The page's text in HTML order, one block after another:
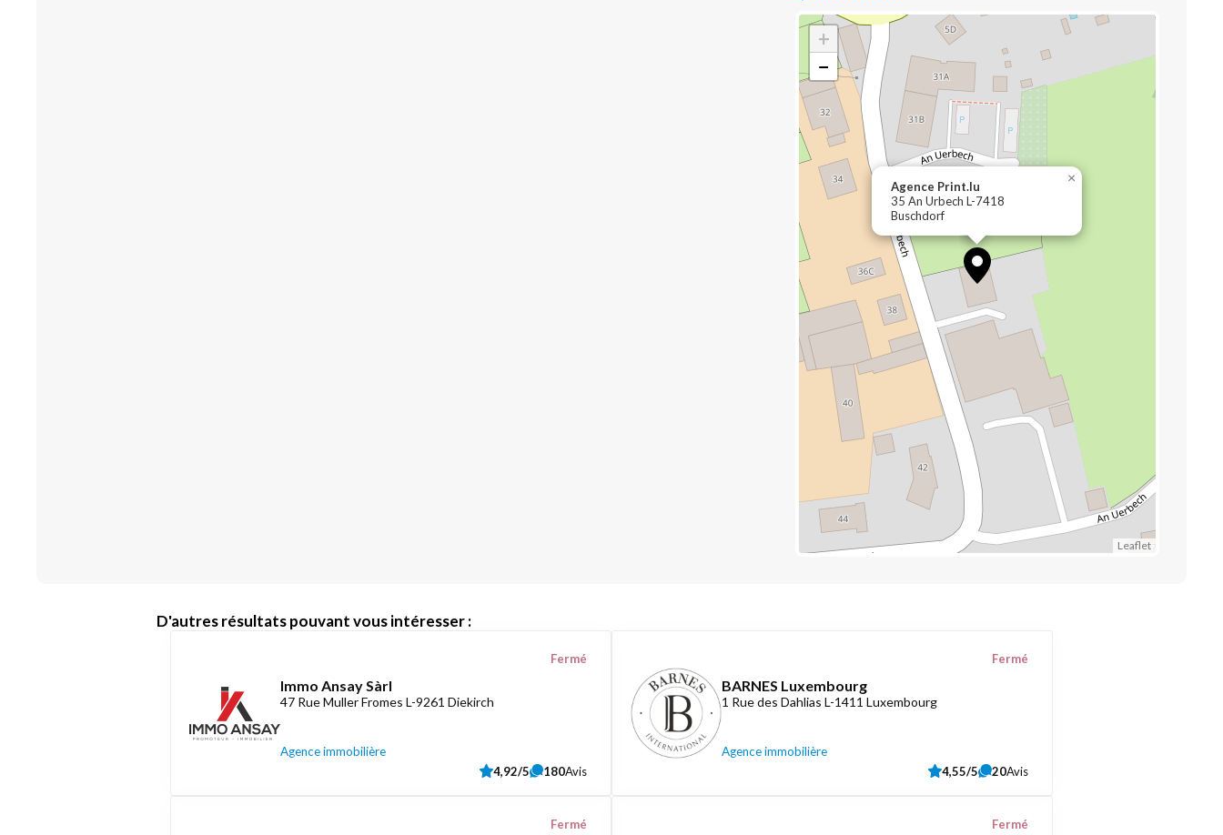
Agence Print.lu
35 An Urbech L-7418
Buschdorf
×
+
−
Leaflet
D'autres résultats pouvant vous intéresser :
Immo Ansay Sàrl
47 Rue Muller Fromes L-9261 Diekirch
Agence immobilière
Fermé
4,92/5 180Avis
BARNES Luxembourg
1 Rue des Dahlias L-1411 Luxembourg
Agence immobilière
Fermé
4,55/5 20Avis
Fermé Fermé